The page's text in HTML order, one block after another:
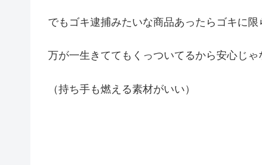
でもゴキ逮捕みたいな商品あったらゴキに
万が一生きててもくっついてるから安心じゃ
（持ち手も燃える素材がいい）